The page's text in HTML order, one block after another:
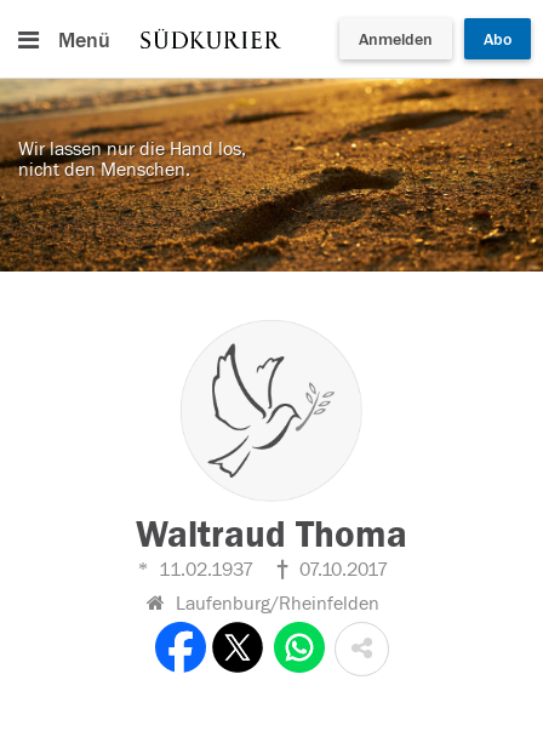
Menü Anmelden Abo
Wir lassen nur die Hand los,
nicht den Menschen.
Waltraud Thoma
11.02.1937
07.10.2017
Laufenburg/Rheinfelden